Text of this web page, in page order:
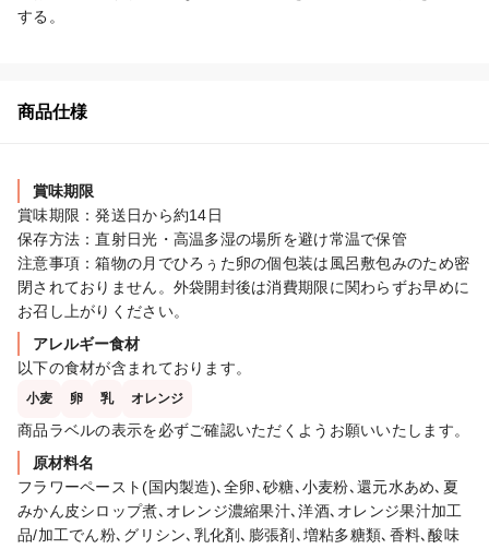
する。
商品仕様
賞味期限
賞味期限：発送日から約14日
保存方法：直射日光・高温多湿の場所を避け常温で保管
注意事項：箱物の月でひろぅた卵の個包装は風呂敷包みのため密
閉されておりません。外袋開封後は消費期限に関わらずお早めに
お召し上がりください。
アレルギー食材
以下の食材が含まれております。
小麦 卵 乳 オレンジ
商品ラベルの表示を必ずご確認いただくようお願いいたします。
原材料名
フラワーペースト(国内製造)､全卵､砂糖､小麦粉､還元水あめ､夏
みかん皮シロップ煮､オレンジ濃縮果汁､洋酒､オレンジ果汁加工
品/加工でん粉､グリシン､乳化剤､膨張剤､増粘多糖類､香料､酸味